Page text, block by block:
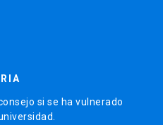
si se ha vulnerado